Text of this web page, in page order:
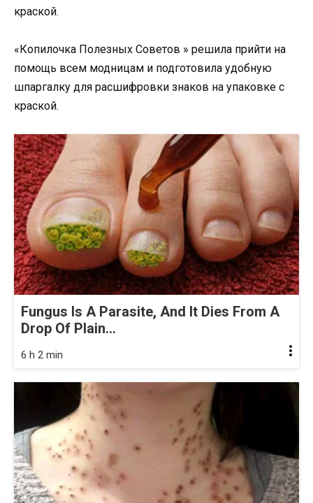
краской.
«Копилочка Полезных Советов » решила прийти на
помощь всем модницам и подготовила удобную
шпаргалку для расшифровки знаков на упаковке с
краской.
Fungus Is A Parasite, And It Dies From A
Drop Of Plain...
6 h 2 min